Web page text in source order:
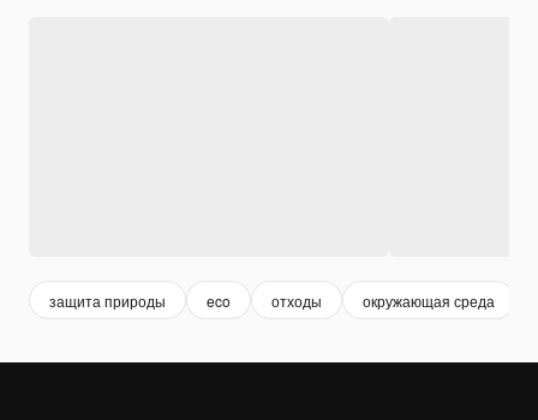
защита природы eco отходы окружающая среда